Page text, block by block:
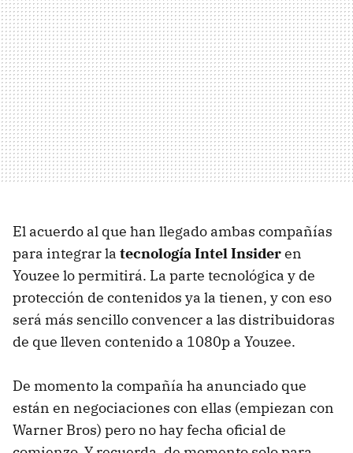
El acuerdo al que han llegado ambas compañías
para integrar la tecnología Intel Insideren
Youzee lo permitirá. La parte tecnológica y de
protección de contenidos ya la tienen, y con eso
será más sencillo convencer a las distribuidoras
de que lleven contenido a 1080p a Youzee.
De momento la compañía ha anunciado que
están en negociaciones con ellas (empiezan con
Warner Bros) pero no hay fecha oficial de